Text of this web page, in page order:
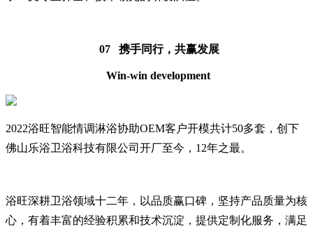
07 携手同行，共赢发展
Win-win development
2022浴旺智能情调淋浴协助OEM客户开模共计50多套，创下
佛山乐浴卫浴科技有限公司开厂至今，12年之最。
浴旺深耕卫浴领域十二年，以品质赢口碑，坚持产品质量为核
心，有着丰富的经验积累和技术沉淀，提供定制化服务，满足